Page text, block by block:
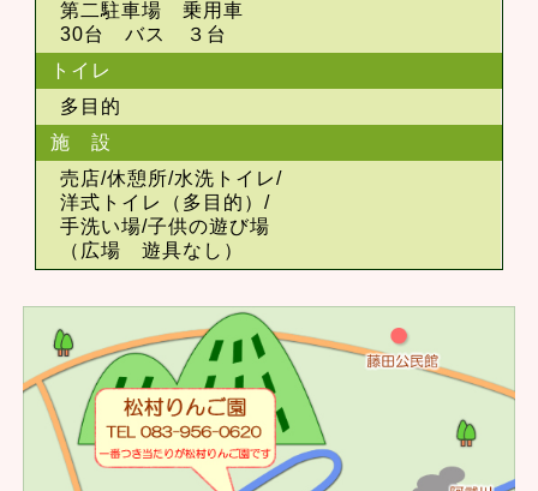
第二駐車場 乗用車
30台 バス ３台
トイレ
多目的
施 設
売店/休憩所/水洗トイレ/
洋式トイレ（多目的）/
手洗い場/子供の遊び場
（広場 遊具なし）